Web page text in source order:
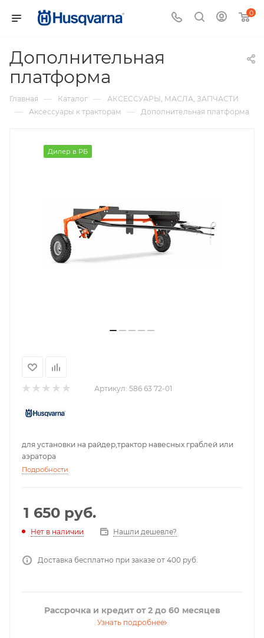
0
Дополнительная
платформа
Главная — Каталог — АКСЕССУАРЫ, МАСЛА, ЗАПЧАСТИ
— Аксессуары к тракторам — Дополнительная платформа
Дилер в РБ
Артикул: 586 63 72-01
для установки на райдер,трактор навесных граблей или
аэратора
Подробности
1 650 руб.
Нет в наличии Нашли дешевле?
Доставка бесплатно при заказе от 400 руб.
Рассрочка и кредит от 2 до 60 месяцев
Узнать подробнее